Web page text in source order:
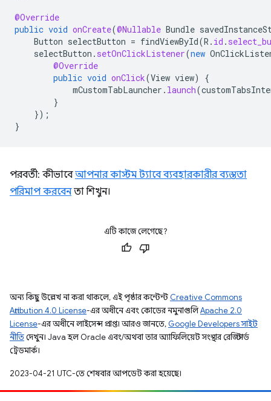
@Override
public void onCreate(@Nullable Bundle
Button selectButton = findViewById(R . id .
selectButton . setOnClickListener(new
@Override
public void onClick(View view)
{
mCustomTabLauncher . launch(
}
});
}
পরবর্তী: কীভাবেআপনার কাস্টম ট্যাবে ব্যবহারকারীর ব্যস্ততা
পরিমাপ করবেনতা শিখুন।
এটি কাজে লেগেছে?
অন্য কিছু উল্লেখ না করা থাকলে, এই পৃষ্ঠার কন্টেন্ট Creative Commons
Attribution 4.0 License-এর অধীনে এবং কোডের নমুনাগুলিApache 2.0
License-এর অধীনে লাইসেন্স প্রাপ্ত। আরও জানতে, Google Developers সাইট
নীতিদেখুন। Java হল Oracle এবং/অথবা তার অ্যাফিলিয়েট সংস্থার রেজিস্টার্ড
ট্রেডমার্ক।
2023-04-21 UTC-তে শেষবার আপডেট করা হয়েছে।